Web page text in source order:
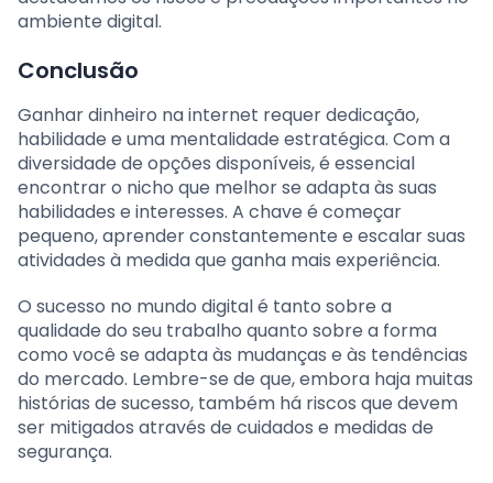
ambiente digital.
Conclusão
Ganhar dinheiro na internet requer dedicação,
habilidade e uma mentalidade estratégica. Com a
diversidade de opções disponíveis, é essencial
encontrar o nicho que melhor se adapta às suas
habilidades e interesses. A chave é começar
pequeno, aprender constantemente e escalar suas
atividades à medida que ganha mais experiência.
O sucesso no mundo digital é tanto sobre a
qualidade do seu trabalho quanto sobre a forma
como você se adapta às mudanças e às tendências
do mercado. Lembre-se de que, embora haja muitas
histórias de sucesso, também há riscos que devem
ser mitigados através de cuidados e medidas de
segurança.